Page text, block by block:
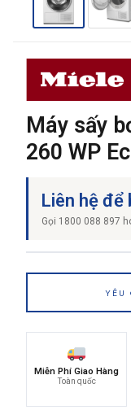
Máy sấy
260 WP
Liên hệ
Gọi 1800 088 897
YÊU
Miễn Phí Giao Hàng
Toàn quốc